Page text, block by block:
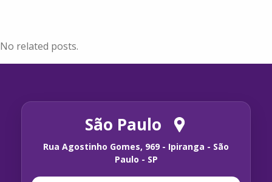
No related posts.
São Paulo
Rua Agostinho Gomes, 969 - Ipiranga - São
Paulo - SP